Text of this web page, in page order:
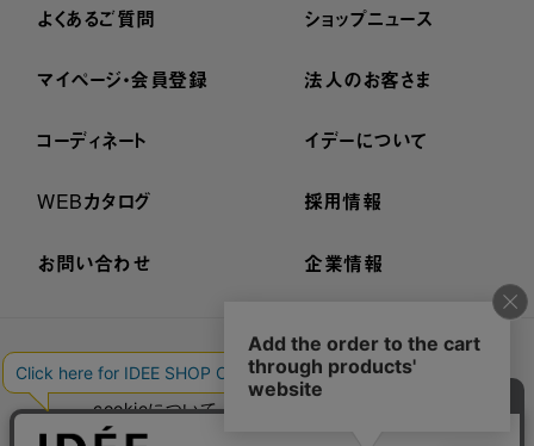
よくあるご質問
マイページ・会員登録
コーディネート
WEBカタログ
お問い合わせ
ショップニュース
法人のお客さま
イデーについて
採用情報
企業情報
プライバシーポリシー 外部送信ポリシー
ご利用規約
cookieについて